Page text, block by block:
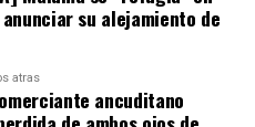
mejor que Camila
de quien comparte su
salvando las “pequeñas
su alejamiento de
atras
ancuditano